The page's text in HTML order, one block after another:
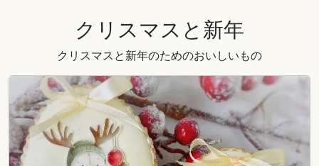
クリスマスと新年
クリスマスと新年のためのおいしいもの